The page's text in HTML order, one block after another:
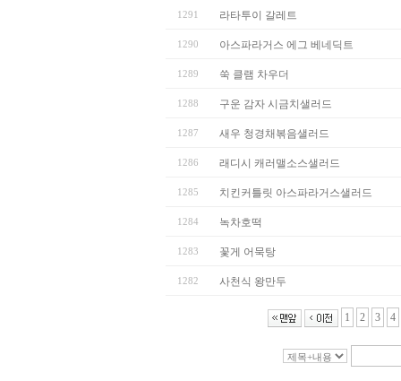
1291 라타투이 갈레트
1290 아스파라거스 에그 베네딕트
1289 쑥 클램 차우더
1288 구운 감자 시금치샐러드
1287 새우 청경채볶음샐러드
1286 래디시 캐러맬소스샐러드
1285 치킨커틀릿 아스파라거스샐러드
1284 녹차호떡
1283 꽃게 어묵탕
1282 사천식 왕만두
1 2 3 4